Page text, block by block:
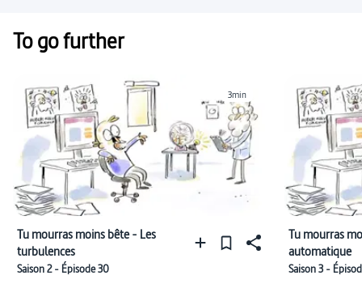
To go further
3min
Tu mourras moins bête - Les
turbulences
Saison 2 - Épisode 30
Tu mourras
automatique
Saison 3 -